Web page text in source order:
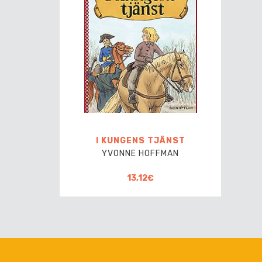
I KUNGENS TJÄNST
YVONNE HOFFMAN
13,12€